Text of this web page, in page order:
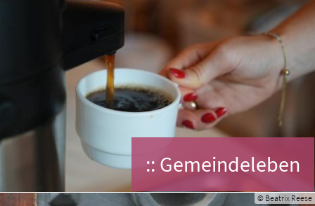
:: Gemeindeleben
© Beatrix Reese